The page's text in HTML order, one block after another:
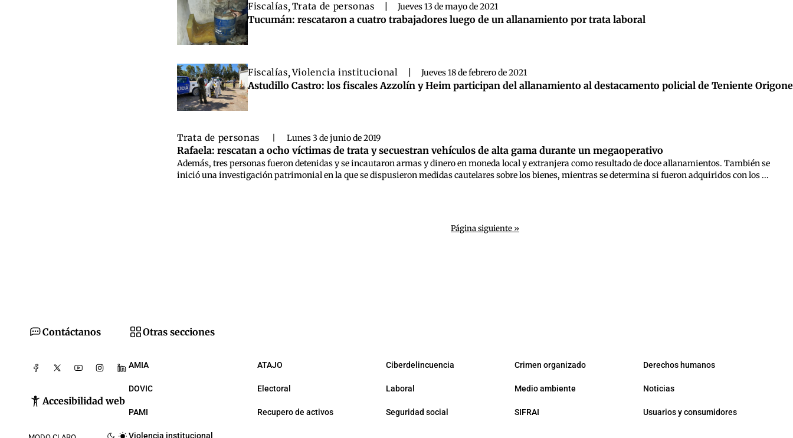
Fiscalías,Trata de personas Jueves 13 de mayo de 2021
Tucumán: rescataron a cuatro trabajadores luego de un allanamiento por trata laboral
Fiscalías,Violencia institucional Jueves 18 de febrero de 2021
Astudillo Castro: los fiscales Azzolín y Heim participan del allanamiento al destacamento policial de Teniente Origone
Trata de personas Lunes 3 de junio de 2019
Rafaela: rescatan a ocho víctimas de trata y secuestran vehículos de alta gama durante un megaoperativo
Además, tres personas fueron detenidas y se incautaron armas y dinero en moneda local y extranjera como resultado de doce allanamientos. También se
inició una investigación patrimonial en la que se dispusieron medidas cautelares sobre los bienes, mientras se determina si fueron adquiridos con los ...
Página siguiente »
Contáctanos
Accesibilidad web
Otras secciones
AMIA ATAJO Ciberdelincuencia Crimen organizado Derechos humanos
DOVIC Electoral Laboral Medio ambiente Noticias
PAMI Recupero de activos Seguridad social SIFRAI Usuarios y consumidores
Violencia institucional